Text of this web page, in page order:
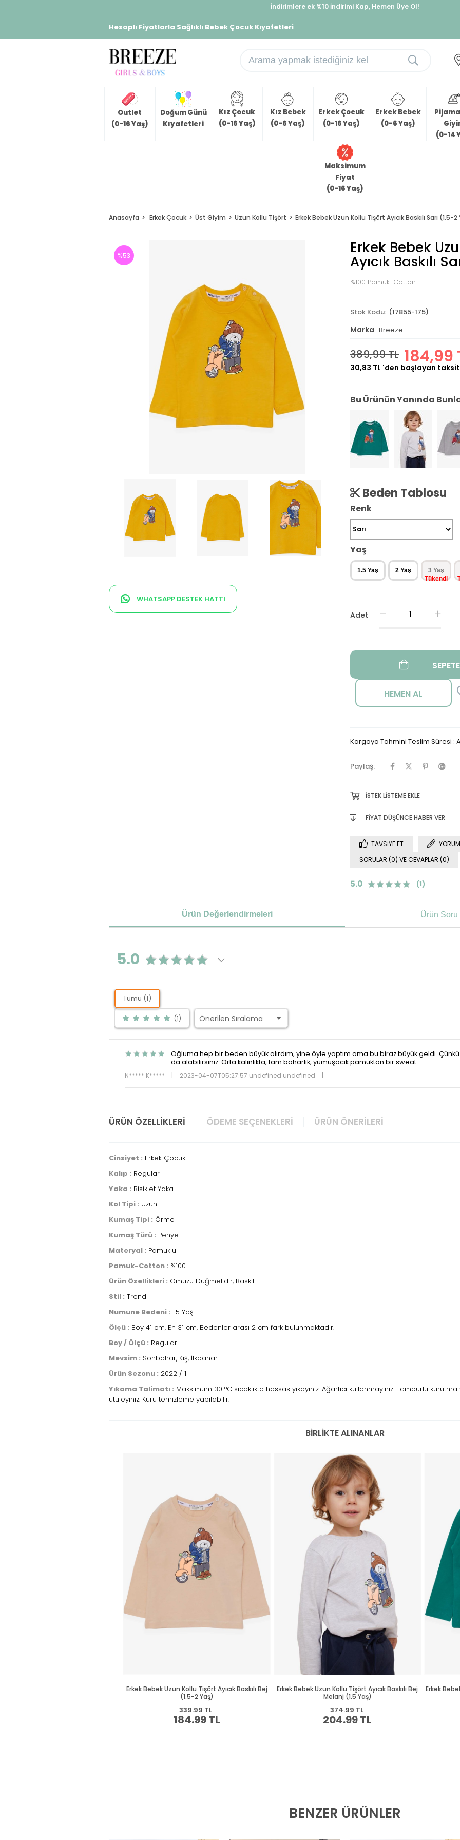
İndirimlere ek %10 İndirimi Kap, Hemen Üye Ol!
Hesaplı Fiyatlarla Sağlıklı Bebek Çocuk Kıyafetleri
Outlet
(0-16 Yaş)
Doğum Günü
Kıyafetleri
Kız Çocuk
(0-16 Yaş)
Kız Bebek
(0-6 Yaş)
Erkek Çocuk
(0-16 Yaş)
Erkek Bebek
(0-6 Yaş)
(0-14
Maksimum
Fiyat
(0-16 Yaş)
Anasayfa Erkek Çocuk Üst Giyim Uzun Kollu Tişört Erkek Bebek Uzun Kollu Tişört Ayıcık Baskılı Sarı (1.5-2
%53
WHATSAPP DESTEK HATTI
Erkek Bebek
Ayıcık Baskılı
%100 Pamuk-Cotton
(17855-175)
Marka : Breeze
389,99 TL 184,99
30,83 TL 'den başlayan
Bu Ürünün Yanında
Beden Tablosu
Renk
Yaş
1.5 Yaş 2 Yaş 3 Yaş
Adet
Kargoya Tahmini Teslim Süresi :
Paylaş:
İSTEK LISTEME EKLE
FIYAT DÜŞÜNCE HABER VER
TAVSIYE ET
SORULAR (0) VE CEVAPLAR (0)
5.0 (1)
Ürün Değerlendirmeleri Ürün Soru
5.0
Tümü (1)
(1)
Oğluma hep bir beden büyük alırdım, yine öyle yaptım ama bu biraz büyük geldi. Çünkü
da alabilirsiniz. Orta kalınlıkta, tam baharlık, yumuşacık pamuktan bir sweat.
N***** K*****
| 2023-04-07T05:27:57 undefined undefined |
ÜRÜN ÖZELLIKLERI ÖDEME SEÇENEKLERI ÜRÜN ÖNERILERI
Cinsiyet : Erkek Çocuk
Kalıp : Regular
Yaka : Bisiklet Yaka
Kol Tipi : Uzun
Kumaş Tipi : Örme
Kumaş Türü : Penye
Materyal : Pamuklu
Pamuk-Cotton : %100
Ürün Özellikleri : Omuzu Düğmelidir, Baskılı
Stil : Trend
Numune Bedeni : 1.5 Yaş
Ölçü : Boy 41 cm, En 31 cm, Bedenler arası 2 cm fark bulunmaktadır.
Boy / Ölçü : Regular
Mevsim : Sonbahar, Kış, İlkbahar
Ürün Sezonu : 2022 / 1
Yıkama Talimatı : Maksimum 30 °C sıcaklıkta hassas yıkayınız. Ağartıcı kullanmayınız. Tamburlu kurutma
ütüleyiniz. Kuru temizleme yapılabilir.
BENZER ÜRÜNLER